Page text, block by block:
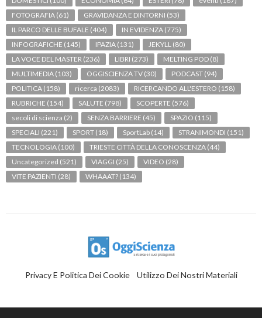
FOTOGRAFIA (61) GRAVIDANZA E DINTORNI (53)
IL PARCO DELLE BUFALE (404) IN EVIDENZA (775)
INFOGRAFICHE (145) IPAZIA (131) JEKYLL (80)
LA VOCE DEL MASTER (236) LIBRI (273) MELTING POD (8)
MULTIMEDIA (103) OGGISCIENZA TV (30) PODCAST (94)
POLITICA (158) ricerca (2083) RICERCANDO ALL'ESTERO (158)
RUBRICHE (154) SALUTE (798) SCOPERTE (576)
secoli di scienza (2) SENZA BARRIERE (45) SPAZIO (115)
SPECIALI (221) SPORT (18) SportLab (14) STRANIMONDI (151)
TECNOLOGIA (100) TRIESTE CITTÀ DELLA CONOSCENZA (44)
Uncategorized (521) VIAGGI (25) VIDEO (28)
VITE PAZIENTI (28) WHAAAT? (134)
Privacy E Politica Dei Cookie Utilizzo Dei Nostri Materiali